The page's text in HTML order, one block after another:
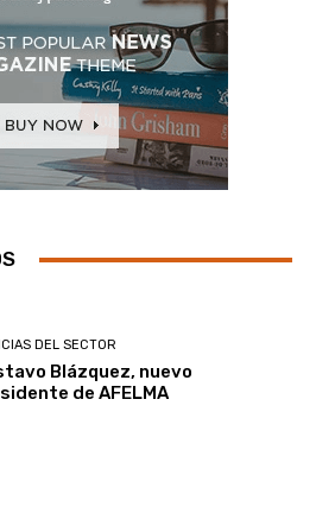
DEL SECTOR
Blázquez, nuevo
de AFELMA